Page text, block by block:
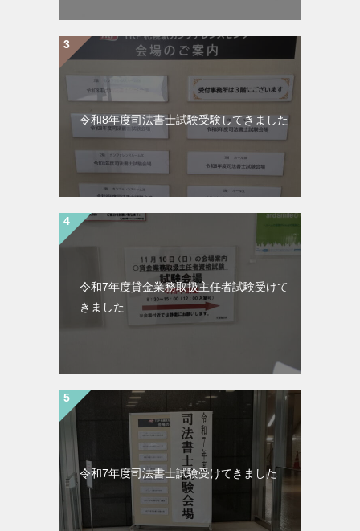
令和8年度司法書士試験受験してきました
令和7年度貸金業務取扱主任者試験受けて
きました
令和7年度司法書士試験受けてきました